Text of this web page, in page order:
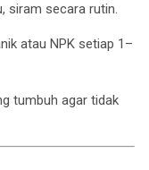
siram secara rutin.
atau NPK setiap 1–
tumbuh agar tidak